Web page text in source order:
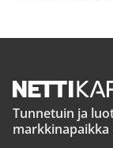
Tunnetuin ja
markkinapaikka